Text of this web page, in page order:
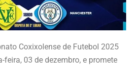
Coxixolense de Futebol 2025
feira, 03 de dezembro, e promete